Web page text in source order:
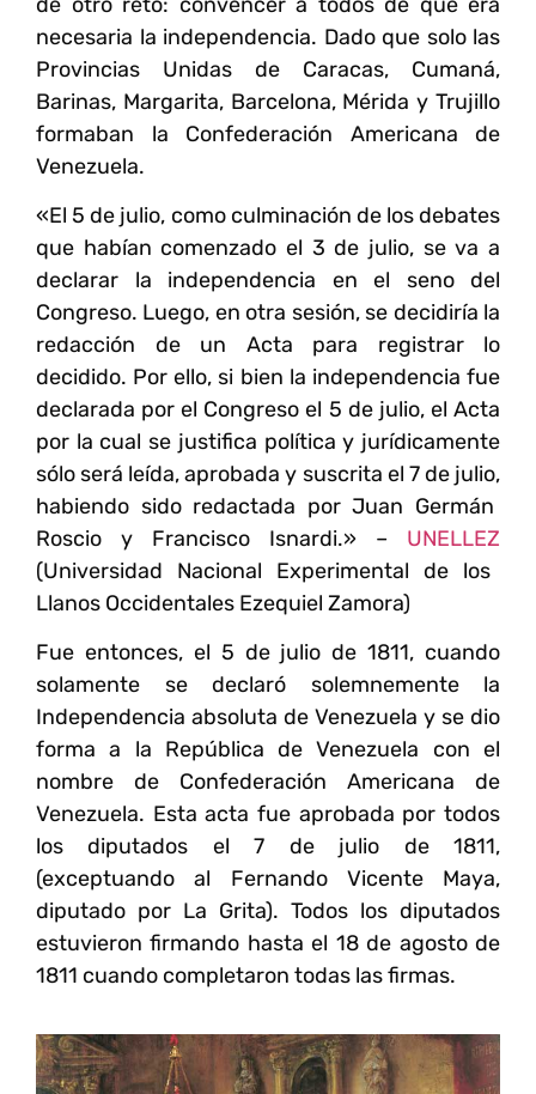
necesaria la independencia. Dado que solo las
Provincias Unidas de Caracas, Cumaná,
Barinas, Margarita, Barcelona, Mérida y Trujillo
formaban la Confederación Americana de
Venezuela.
«El 5 de julio, como culminación de los debates
que habían comenzado el 3 de julio, se va a
declarar la independencia en el seno del
Congreso. Luego, en otra sesión, se decidiría la
redacción de un Acta para registrar lo
decidido. Por ello, si bien la independencia fue
declarada por el Congreso el 5 de julio, el Acta
por la cual se justifica política y jurídicamente
sólo será leída, aprobada y suscrita el 7 de julio,
habiendo sido redactada por Juan Germán
Roscio y Francisco Isnardi.» – UNELLEZ
(Universidad Nacional Experimental de los
Llanos Occidentales Ezequiel Zamora)
Fue entonces, el 5 de julio de 1811, cuando
solamente se declaró solemnemente la
Independencia absoluta de Venezuela y se dio
forma a la República de Venezuela con el
nombre de Confederación Americana de
Venezuela. Esta acta fue aprobada por todos
los diputados el 7 de julio de 1811,
(exceptuando al Fernando Vicente Maya,
diputado por La Grita). Todos los diputados
estuvieron firmando hasta el 18 de agosto de
1811 cuando completaron todas las firmas.